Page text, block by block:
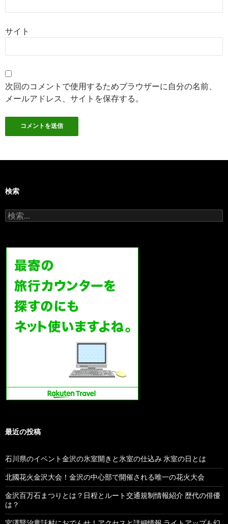
サイト
次回のコメントで使用するためブラウザーに自分の名前、
メールアドレス、サイトを保存する。
検索
検
索:
最近の投稿
石川県のイベント金沢の氷室開きと氷室の仕込み 氷室の日とは
北國花火金沢大会！金沢の中心部で開催される唯一の花火大会
金沢百万石まつりとは？日程とルート交通規制情報紹介 歴代の俳優
は？